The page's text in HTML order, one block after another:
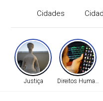
Cidades
Justiça Direitos Humanos